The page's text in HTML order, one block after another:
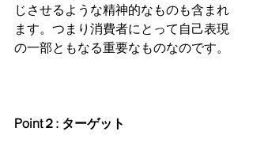
じさせるような精神的なものも含まれ
ます。つまり消費者にとって自己表現
の一部ともなる重要なものなのです。
Point２: ターゲット